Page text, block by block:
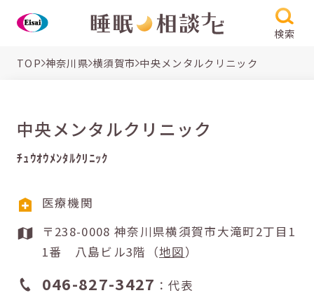
検索
TOP 神奈川県 横須賀市 中央メンタルクリニック
中央メンタルクリニック
ﾁｭｳｵｳﾒﾝﾀﾙｸﾘﾆｯｸ
医療機関
〒238-0008 神奈川県横須賀市大滝町2丁目1
1番 八島ビル3階（地図）
046-827-3427 ：代表